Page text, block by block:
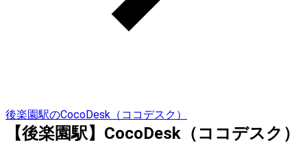
後楽園駅のCocoDesk（ココデスク）
【後楽園駅】CocoDesk（ココデスク）